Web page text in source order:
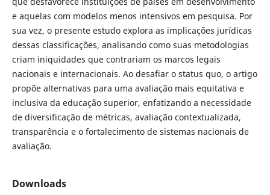
e aquelas com modelos menos intensivos em pesquisa. Por
sua vez, o presente estudo explora as implicações jurídicas
dessas classificações, analisando como suas metodologias
criam iniquidades que contrariam os marcos legais
nacionais e internacionais. Ao desafiar o status quo, o artigo
propõe alternativas para uma avaliação mais equitativa e
inclusiva da educação superior, enfatizando a necessidade
de diversificação de métricas, avaliação contextualizada,
transparência e o fortalecimento de sistemas nacionais de
avaliação.
Downloads